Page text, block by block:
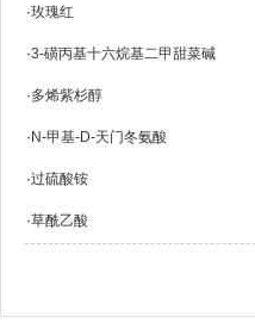
·玫瑰红
·3-磺丙基十六烷基二甲甜菜碱
·多烯紫杉醇
· N-甲基-D-天门冬氨酸
·过硫酸铵
·草酰乙酸